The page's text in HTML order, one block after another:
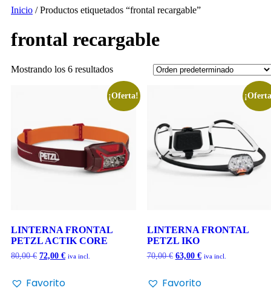
Inicio / Productos etiquetados “frontal recargable”
frontal recargable
Mostrando los 6 resultados
¡Oferta!
LINTERNA FRONTAL
PETZL ACTIK CORE
80,00€ 72,00 € iva incl.
Favorito
LINTERNA FRONTAL
PETZL IKO
70,00€ 63,00 € iva incl.
Favorito